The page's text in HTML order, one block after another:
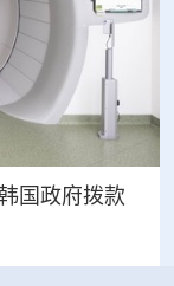
国政府拨款